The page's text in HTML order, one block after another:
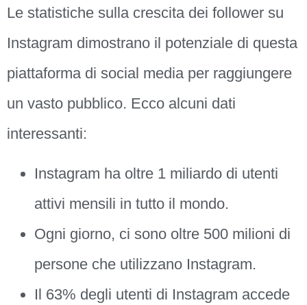
Le statistiche sulla crescita dei follower su
Instagram dimostrano il potenziale di questa
piattaforma di social media per raggiungere
un vasto pubblico. Ecco alcuni dati
interessanti:
Instagram ha oltre 1 miliardo di utenti
attivi mensili in tutto il mondo.
Ogni giorno, ci sono oltre 500 milioni di
persone che utilizzano Instagram.
Il 63% degli utenti di Instagram accede